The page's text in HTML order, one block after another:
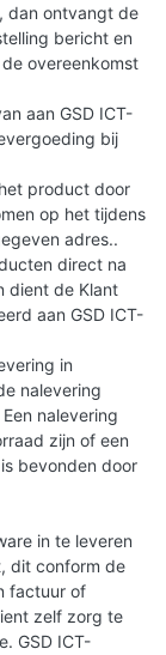
dan ontvangt de
bericht en
overeenkomst
aan GSD ICT-
bij
product door
op het tijdens
adres..
direct na
dient de Klant
aan GSD ICT-
in
nalevering
nalevering
zijn of een
bevonden door
in te leveren
dit conform de
factuur of
zelf zorg te
GSD ICT-